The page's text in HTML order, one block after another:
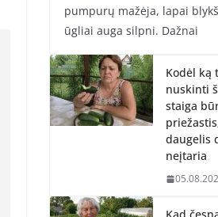
pumpurų mažėja, lapai
ūgliai auga silpni. Dažnai
Kodėl ką
nuskinti
staiga
daugelis
neįtaria